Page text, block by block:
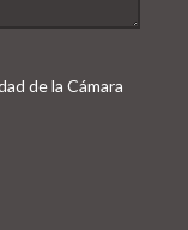
de la Cámara